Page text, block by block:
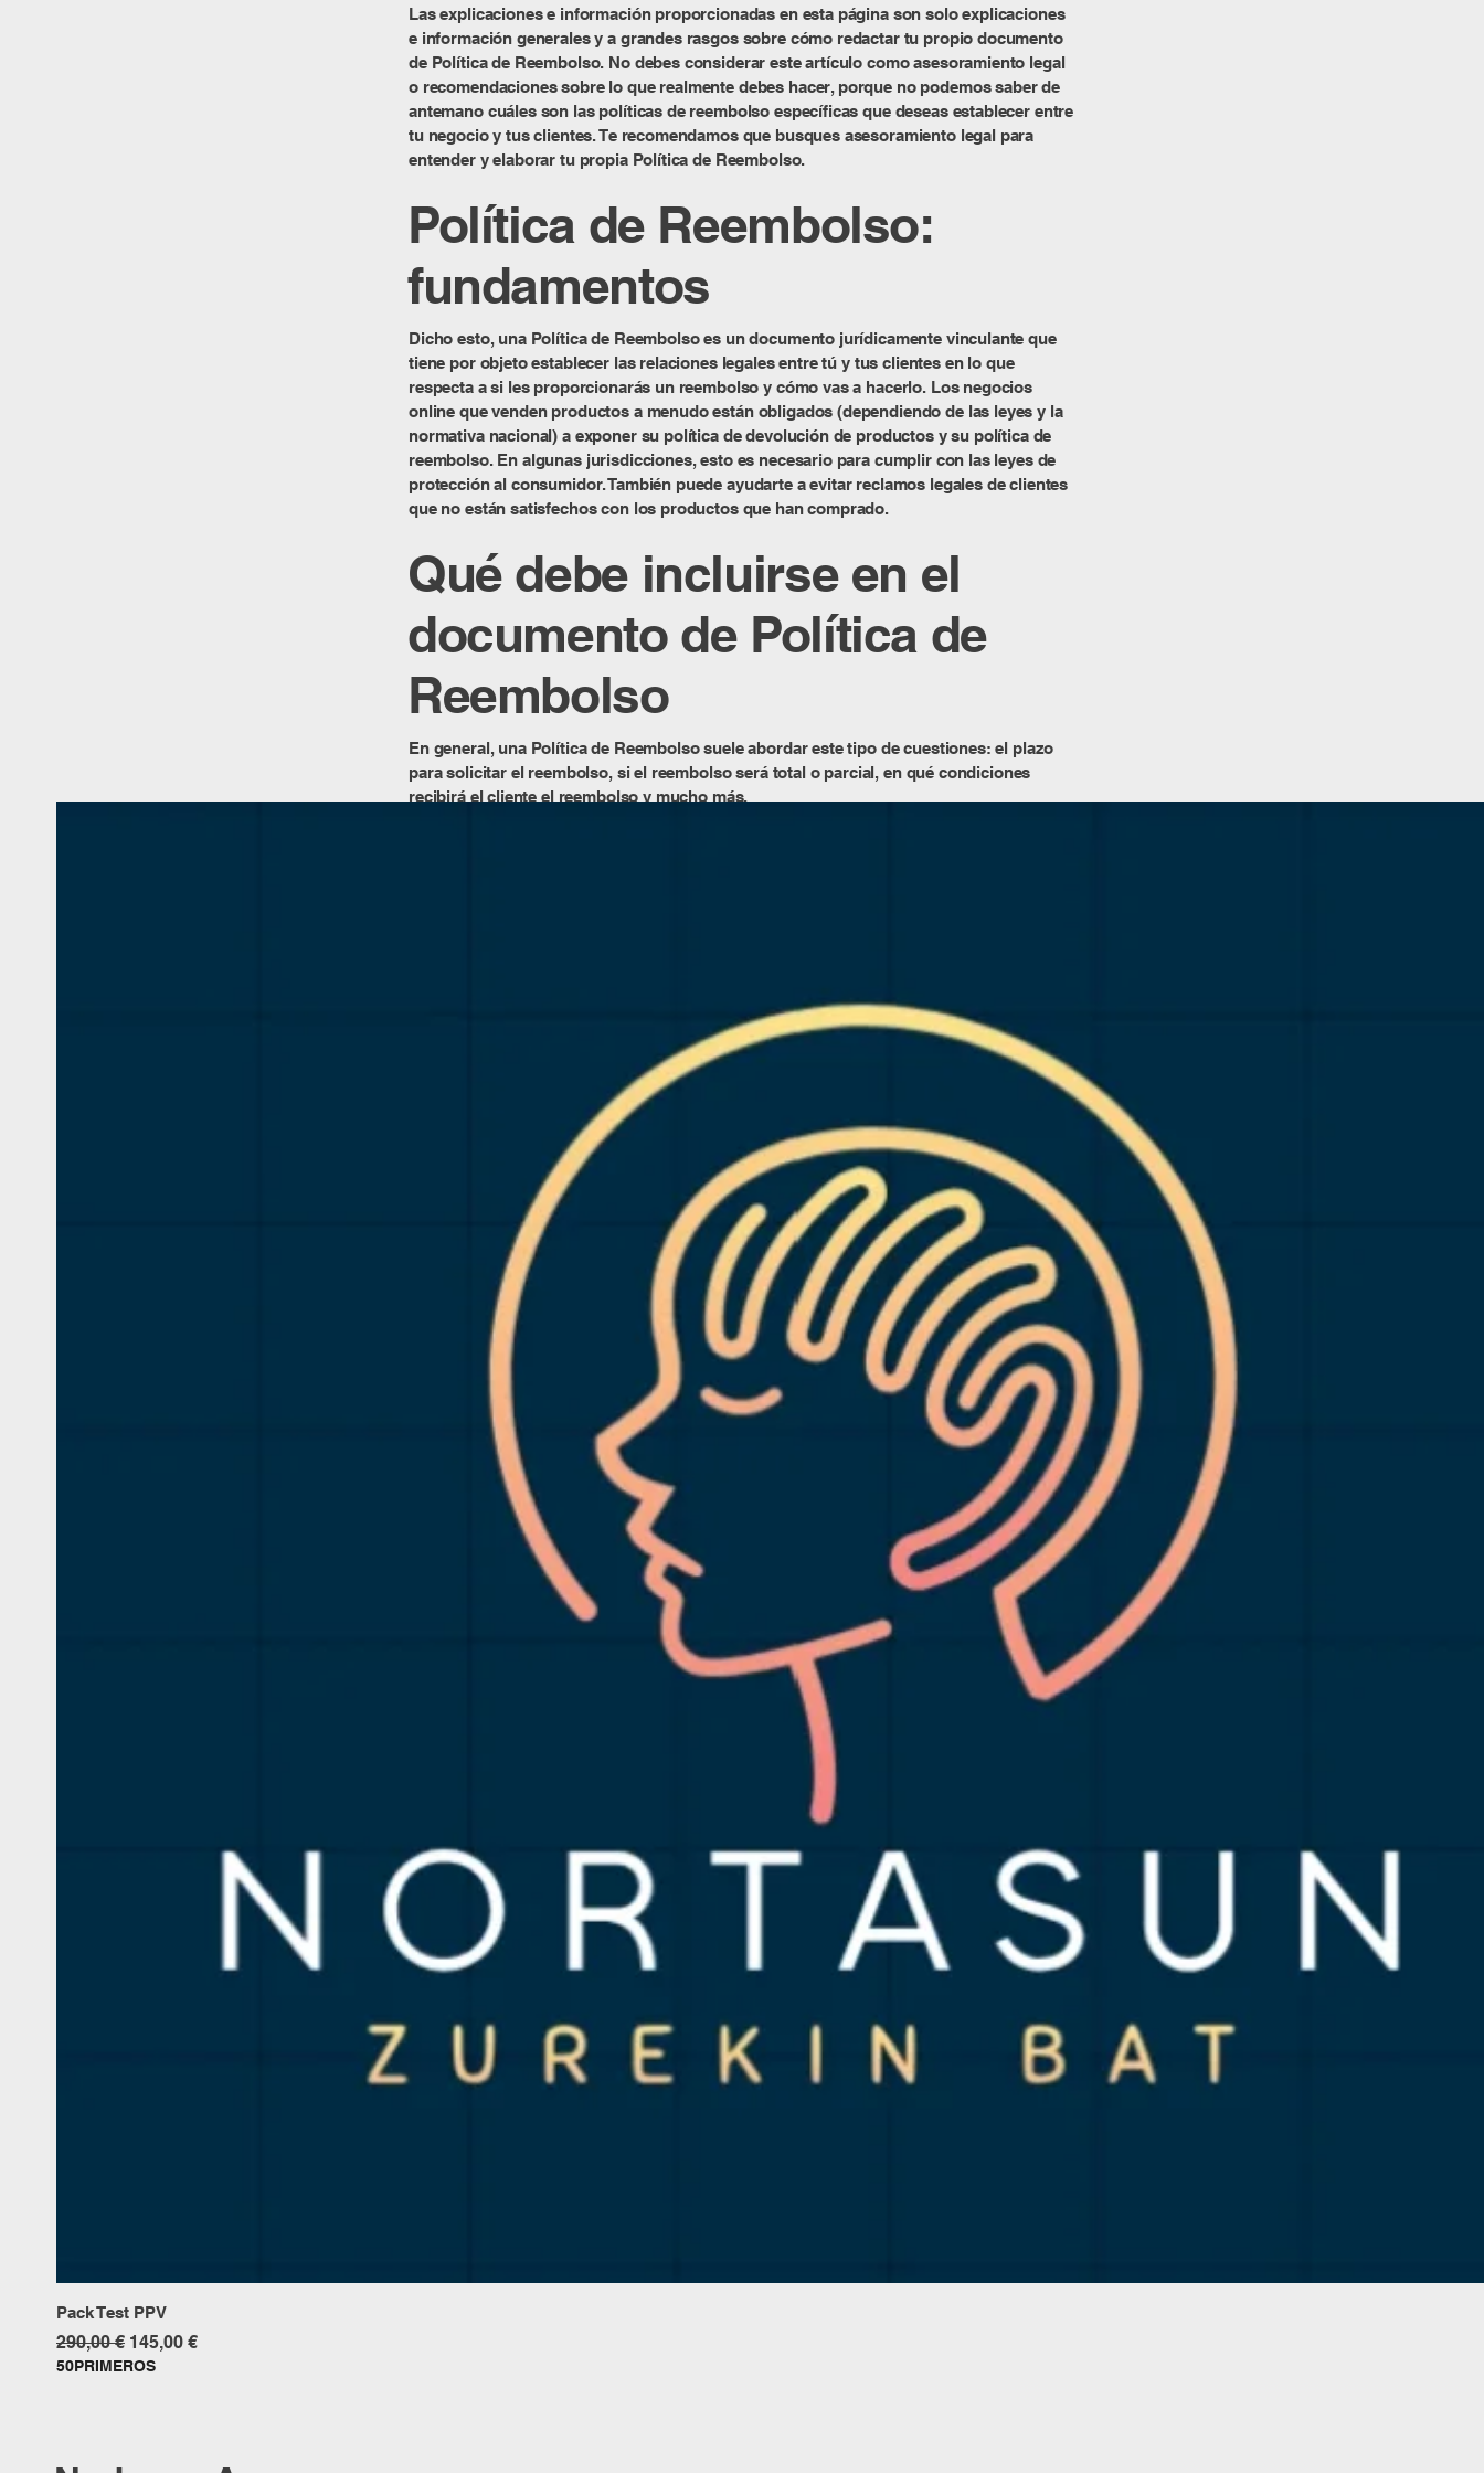
Las explicaciones e información proporcionadas en esta página son solo explicaciones
e información generales y a grandes rasgos sobre cómo redactar tu propio documento
de Política de Reembolso. No debes considerar este artículo como asesoramiento legal
o recomendaciones sobre lo que realmente debes hacer, porque no podemos saber de
antemano cuáles son las políticas de reembolso específicas que deseas establecer entre
tu negocio y tus clientes. Te recomendamos que busques asesoramiento legal para
entender y elaborar tu propia Política de Reembolso.
Política de Reembolso:
fundamentos
Dicho esto, una Política de Reembolso es un documento jurídicamente vinculante que
tiene por objeto establecer las relaciones legales entre tú y tus clientes en lo que
respecta a si les proporcionarás un reembolso y cómo vas a hacerlo. Los negocios
online que venden productos a menudo están obligados (dependiendo de las leyes y la
normativa nacional) a exponer su política de devolución de productos y su política de
reembolso. En algunas jurisdicciones, esto es necesario para cumplir con las leyes de
protección al consumidor. También puede ayudarte a evitar reclamos legales de clientes
que no están satisfechos con los productos que han comprado.
Qué debe incluirse en el
documento de Política de
Reembolso
En general, una Política de Reembolso suele abordar este tipo de cuestiones: el plazo
para solicitar el reembolso, si el reembolso será total o parcial, en qué condiciones
recibirá el cliente el reembolso y mucho más.
Pack Test PPV
Precio
290,00 € Precio de oferta
145,00 €
50PRIMEROS